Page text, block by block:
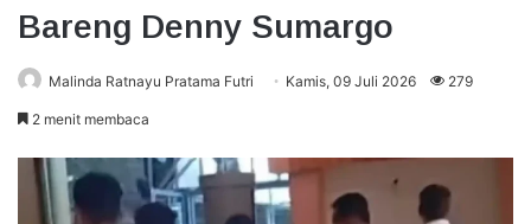
Bareng Denny Sumargo
Malinda Ratnayu Pratama Futri Kamis, 09 Juli 2026 279
2 menit membaca